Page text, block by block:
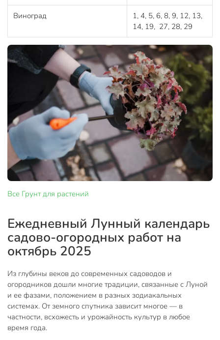
Виноград
1, 4, 5, 6, 8, 9, 12, 13,
14, 19, 27, 28, 29
Все Грунт для растений
Ежедневный Лунный календарь
садово-огородных работ на
октябрь 2025
Из глубины веков до современных садоводов и
огородников дошли многие традиции, связанные с Луной
и ее фазами, положением в разных зодиакальных
системах. От земного спутника зависит многое — в
частности, всхожесть и урожайность культур в любое
время года.